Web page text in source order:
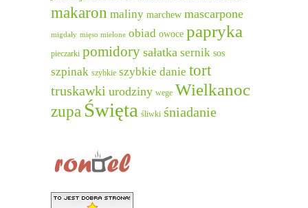
makaron maliny marchew mascarpone
migdały mięso mielone obiad owoce papryka
pieczarki pomidory sałatka sernik sos
szpinak szybkie szybkie danie tort
truskawki urodziny wege Wielkanoc
zupa Święta śliwki śniadanie